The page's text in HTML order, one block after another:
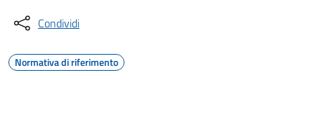
Condividi
Normativa di riferimento